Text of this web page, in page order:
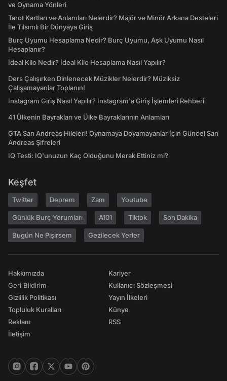
ve Oynama Yönleri
Tarot Kartları ve Anlamları Nelerdir? Majör ve Minör Arkana Desteleri
İle Tılsımlı Bir Dünyaya Giriş
Burç Uyumu Hesaplama Nedir? Burç Uyumu, Aşk Uyumu Nasıl
Hesaplanır?
İdeal Kilo Nedir? İdeal Kilo Hesaplama Nasıl Yapılır?
Ders Çalışırken Dinlenecek Müzikler Nelerdir? Müziksiz
Çalışamayanlar Toplanın!
Instagram Giriş Nasıl Yapılır? Instagram'a Giriş İşlemleri Rehberi
41 Ülkenin Bayrakları ve Ülke Bayraklarının Anlamları
GTA San Andreas Hileleri! Oynamaya Doyamayanlar İçin Güncel San
Andreas Şifreleri
IQ Testi: IQ'unuzun Kaç Olduğunu Merak Ettiniz mi?
Keşfet
Twitter Deprem Zam Youtube
Günlük Burç Yorumları A101 Tiktok Son Dakika
Bugün Ne Pişirsem Gezilecek Yerler
Hakkımızda
Geri Bildirim
Gizlilik Politikası
Topluluk Kuralları
Reklam
İletişim
Kariyer
Kullanıcı Sözleşmesi
Yayın İlkeleri
Künye
RSS